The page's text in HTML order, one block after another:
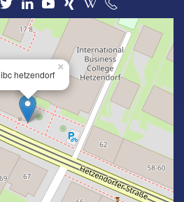
ibc hetzendorf
×